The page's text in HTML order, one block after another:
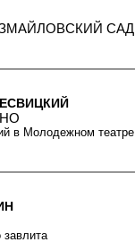
САД
в Молодежном театре
завлита